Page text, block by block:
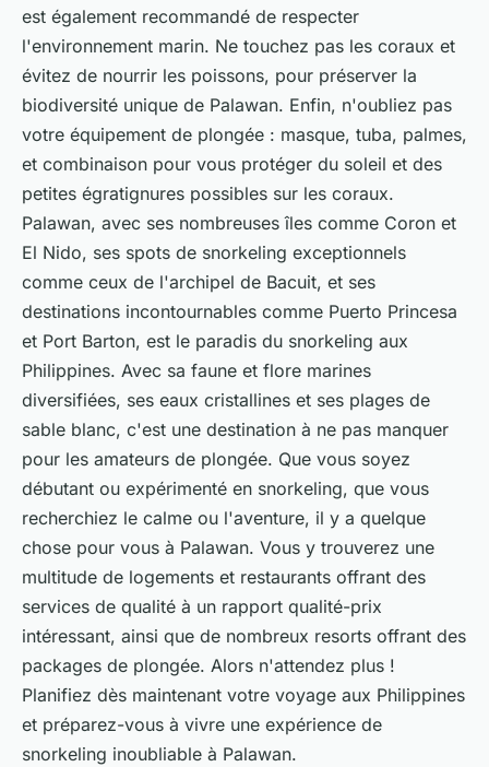
est également recommandé de respecter
l'environnement marin. Ne touchez pas les coraux et
évitez de nourrir les poissons, pour préserver la
biodiversité unique de Palawan. Enfin, n'oubliez pas
votre équipement de plongée : masque, tuba, palmes,
et combinaison pour vous protéger du soleil et des
petites égratignures possibles sur les coraux.
Palawan, avec ses nombreuses îles comme Coron et
El Nido, ses spots de snorkeling exceptionnels
comme ceux de l'archipel de Bacuit, et ses
destinations incontournables comme Puerto Princesa
et Port Barton, est le paradis du snorkeling aux
Philippines. Avec sa faune et flore marines
diversifiées, ses eaux cristallines et ses plages de
sable blanc, c'est une destination à ne pas manquer
pour les amateurs de plongée. Que vous soyez
débutant ou expérimenté en snorkeling, que vous
recherchiez le calme ou l'aventure, il y a quelque
chose pour vous à Palawan. Vous y trouverez une
multitude de logements et restaurants offrant des
services de qualité à un rapport qualité-prix
intéressant, ainsi que de nombreux resorts offrant des
packages de plongée. Alors n'attendez plus !
Planifiez dès maintenant votre voyage aux Philippines
et préparez-vous à vivre une expérience de
snorkeling inoubliable à Palawan.